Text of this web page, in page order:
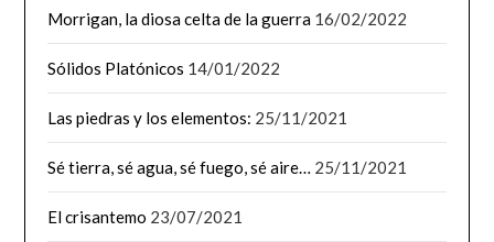
Morrigan, la diosa celta de la guerra 16/02/2022
Sólidos Platónicos 14/01/2022
Las piedras y los elementos: 25/11/2021
Sé tierra, sé agua, sé fuego, sé aire… 25/11/2021
El crisantemo 23/07/2021